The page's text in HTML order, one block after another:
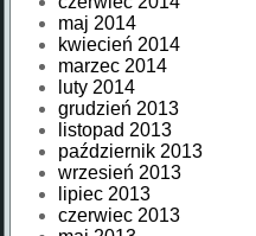
maj 2014
kwiecień 2014
marzec 2014
luty 2014
grudzień 2013
listopad 2013
październik 2013
wrzesień 2013
lipiec 2013
czerwiec 2013